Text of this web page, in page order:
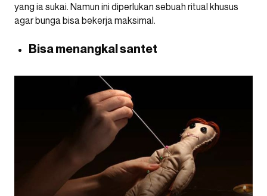
yang ia sukai. Namun ini diperlukan sebuah ritual khusus
agar bunga bisa bekerja maksimal.
Bisa menangkal santet